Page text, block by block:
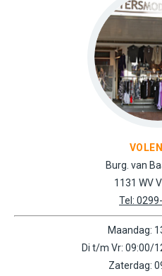
Burg. van
1131 WV
Tel:
Maandag:
Di t/m Vr: 09:00/
Zaterdag: